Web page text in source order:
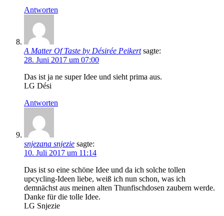
Antworten
A Matter Of Taste by Désirée Peikert sagte:
28. Juni 2017 um 07:00
Das ist ja ne super Idee und sieht prima aus.
LG Dési
Antworten
snjezana snjezie sagte:
10. Juli 2017 um 11:14
Das ist so eine schöne Idee und da ich solche tollen
upcycling-Ideen liebe, weiß ich nun schon, was ich
demnächst aus meinen alten Thunfischdosen zaubern werde.
Danke für die tolle Idee.
LG Snjezie